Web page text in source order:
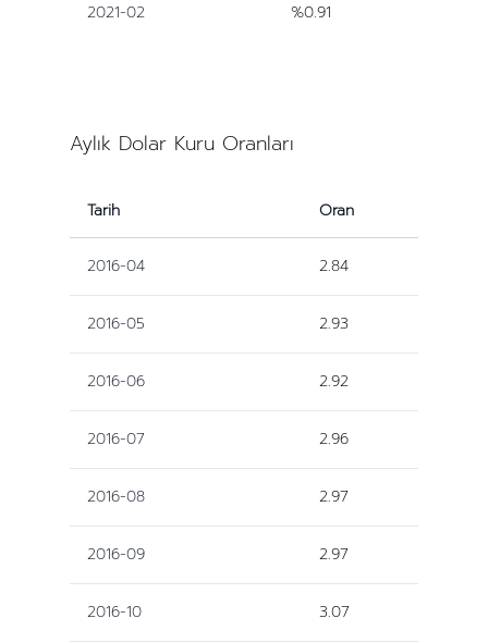
2021-02 %0.91
Aylık Dolar Kuru Oranları
Tarih Oran
2016-04 2.84
2016-05 2.93
2016-06 2.92
2016-07 2.96
2016-08 2.97
2016-09 2.97
2016-10 3.07